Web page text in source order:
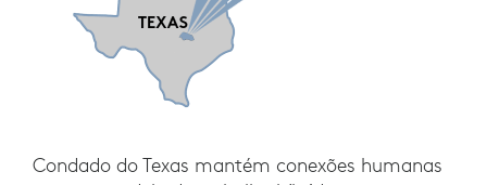
Condado do Texas mantém conexões humanas